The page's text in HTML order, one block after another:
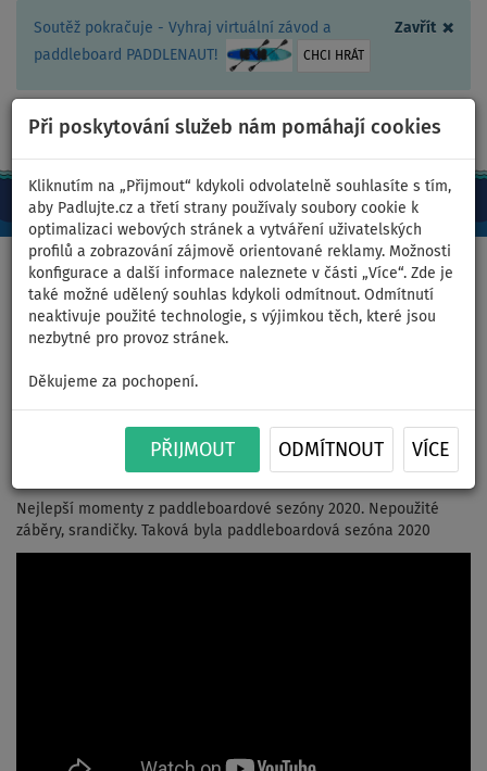
Zavřít ×
Soutěž pokračuje - Vyhraj virtuální závod a
paddleboard PADDLENAUT!
CHCI HRÁT
Při poskytování služeb nám pomáhají cookies
Kliknutím na „Přijmout“ kdykoli odvolatelně souhlasíte s tím,
aby Padlujte.cz a třetí strany používaly soubory cookie k
optimalizaci webových stránek a vytváření uživatelských
profilů a zobrazování zájmově orientované reklamy. Možnosti
konfigurace a další informace naleznete v části „Více“. Zde je
také možné udělený souhlas kdykoli odmítnout. Odmítnutí
neaktivuje použité technologie, s výjimkou těch, které jsou
nezbytné pro provoz stránek.
Děkujeme za pochopení.
PŘIJMOUT ODMÍTNOUT VÍCE
CZ/Kč +420 467 409 090 0ks
Domů >Kde jezdit > Závodíme na paddleboardu >
HIGHLIGHTS 2020
HIGHLIGHTS 2020 - Taková
byla paddleboardová sezóna
Nejlepší momenty z paddleboardové sezóny 2020. Nepoužité
záběry, srandičky. Taková byla paddleboardová sezóna 2020